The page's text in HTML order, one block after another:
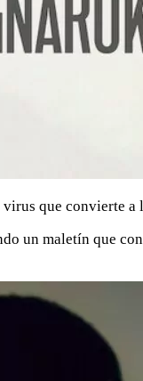
que convierte a
un maletín que